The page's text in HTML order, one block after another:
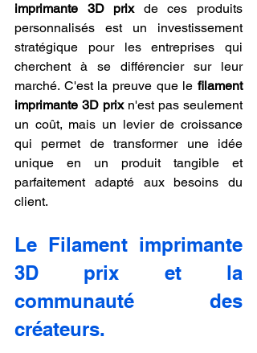
imprimante 3D prix de ces produits
personnalisés est un investissement
stratégique pour les entreprises qui
cherchent à se différencier sur leur
marché. C'est la preuve que le filament
imprimante 3D prix n'est pas seulement
un coût, mais un levier de croissance
qui permet de transformer une idée
unique en un produit tangible et
parfaitement adapté aux besoins du
client.
Le Filament imprimante
3D prix et la
communauté des
créateurs.